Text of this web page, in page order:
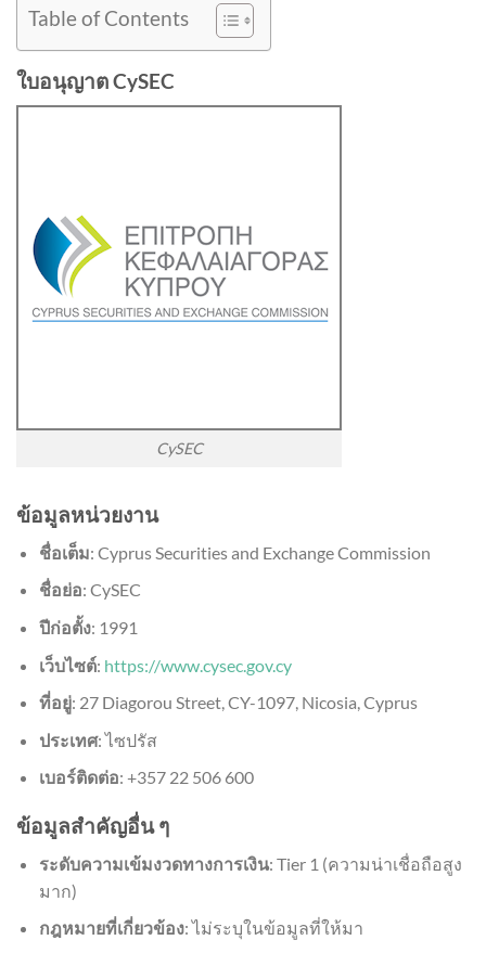
Table of Contents
ใบอนุญาต CySEC
CySEC
ข้อมูลหน่วยงาน
ชื่อเต็ม: Cyprus Securities and Exchange Commission
ชื่อย่อ: CySEC
ปีก่อตั้ง: 1991
เว็บไซต์: https://www.cysec.gov.cy
ที่อยู่: 27 Diagorou Street, CY-1097, Nicosia, Cyprus
ประเทศ: ไซปรัส
เบอร์ติดต่อ: +357 22 506 600
ข้อมูลสำคัญอื่น ๆ
ระดับความเข้มงวดทางการเงิน: Tier 1 (ความน่าเชื่อถือสูง
มาก)
กฎหมายที่เกี่ยวข้อง: ไม่ระบุในข้อมูลที่ให้มา